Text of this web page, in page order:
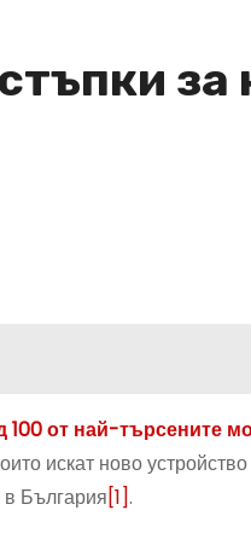
за
100 от най-търсените
искат ново
България[1].